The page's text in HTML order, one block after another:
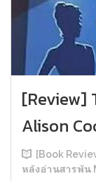
[Review]
Alison
[Book
หลังอ่านสารพัน